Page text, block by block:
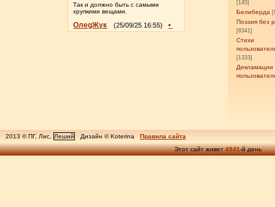
[145]
Белиберда
Поэзия без
[8341]
Стихи
[1333]
Декламации
Так и должно быть с самыми
хрупкими вещами.
ОлеgЖук (25/09/25 16:55) •
2013 © ПГ, Лис, Леший Дизайн © Koterina
Правила сайта
Этот сайт живет4941-й день